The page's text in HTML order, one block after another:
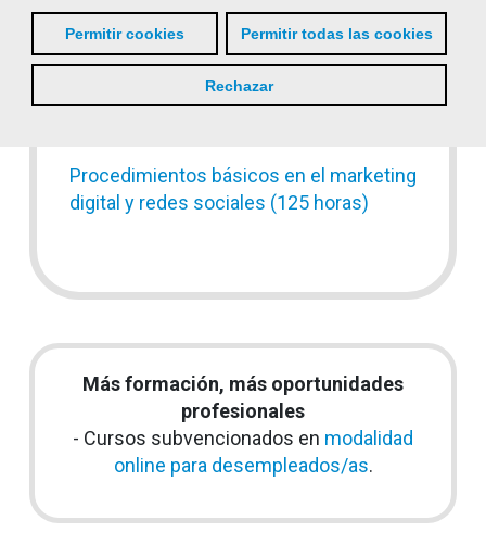
Permitir cookies Permitir todas las cookies
Rechazar
Planificación de menús y dietas
especiales (20 horas)
Prevención de riesgos laborales en la
Procedimientos básicos en el marketing
digital y redes sociales (125 horas)
Más formación, más oportunidades
profesionales
- Cursos subvencionados en modalidad
online para desempleados/as.